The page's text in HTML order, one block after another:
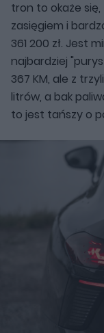
tron to okaże
zasięgiem i
361 200 zł. Jest
najbardziej
367 KM, ale z
litrów, a bak
to jest tańszy o